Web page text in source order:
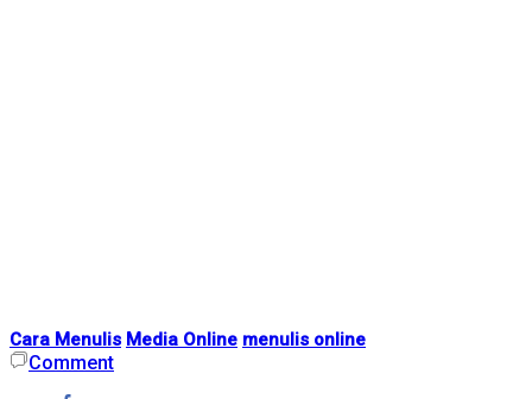
Cara Menulis Media Online menulis online
Comment